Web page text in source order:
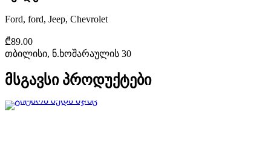
Ford, ford, Jeep, Chevrolet
₾89.00
თბილისი, ნ.ხოშარაულის 30
მსგავსი პროდუქტები